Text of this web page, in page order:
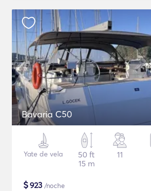
Bavaria C50
Yate de vela
50 ft
15 m
11
$923 /noche